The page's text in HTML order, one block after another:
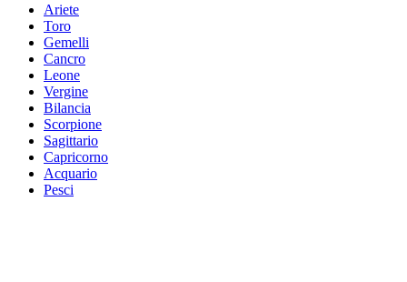
Ariete
Toro
Gemelli
Cancro
Leone
Vergine
Bilancia
Scorpione
Sagittario
Capricorno
Acquario
Pesci